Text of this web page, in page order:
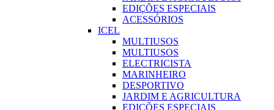
EDIÇÕES ESPECIAIS
ACESSÓRIOS
ICEL
MULTIUSOS
MULTIUSOS
ELECTRICISTA
MARINHEIRO
DESPORTIVO
JARDIM E AGRICULTURA
EDIÇÕES ESPECIAIS